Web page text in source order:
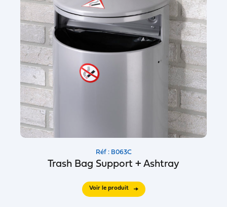
Réf : B063C
Trash Bag Support + Ashtray
Voir le produit